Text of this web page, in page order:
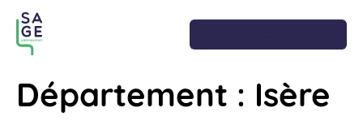
Département : Isère